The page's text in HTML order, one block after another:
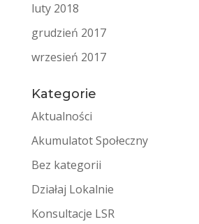
luty 2018
grudzień 2017
wrzesień 2017
Kategorie
Aktualności
Akumulatot Społeczny
Bez kategorii
Działaj Lokalnie
Konsultacje LSR